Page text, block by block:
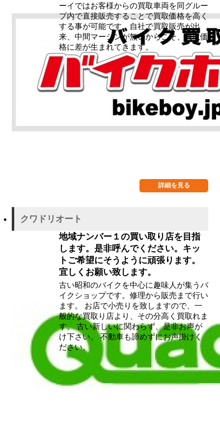
ーイではお客様からの買取車両を同グルー
プ内で直接販売することで買取価格を高く
する事が可能です。自社で買取販売が出
来、中間マージンが無いからこそ、買取価
格に差が生まれてきます。
詳細を見る
クワドリオート
地域ナンバー１の買い取り店を目指
します。是非呼んでください。キッ
トご希望にそうように頑張ります。
宜しくお願い致します。
古い昭和のバイクを中心に趣味人が集うバ
イクショップです。修理から販売まで行い
ます。 お店で小売りを致しますので、一
般的な買取り店より、その分高く買取れま
す。 古い新しいに関わらず、是非お声が
け下さい。 不動車も諦めずにお声掛けく
ださい。